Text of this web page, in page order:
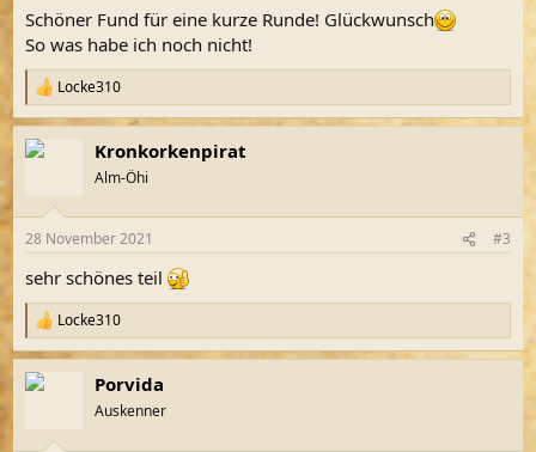
:
Schöner Fund für eine kurze Runde! Glückwunsch
So was habe ich noch nicht!
R
e
a
k
e
:
Locke310
Kronkorkenpirat
Alm-Öhi
28 November 2021 #3
sehr schönes teil
R
e
a
k
Locke310
Porvida
Auskenner